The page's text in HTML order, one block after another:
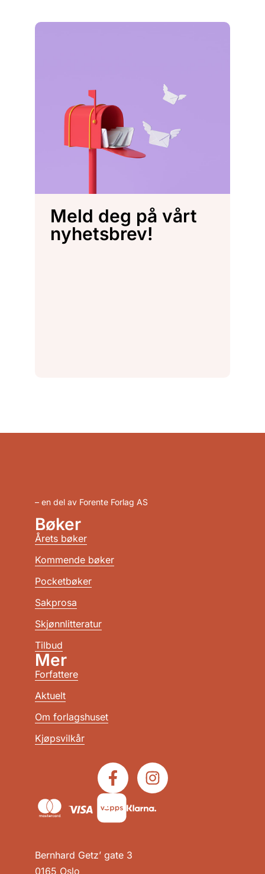
Meld deg på vårt
nyhetsbrev!
– en del av Forente Forlag AS
Bernhard Getz’ gate 3
0165 Oslo
Bøker
Årets bøker
Kommende bøker
Pocketbøker
Sakprosa
Skjønnlitteratur
Tilbud
Mer
Forfattere
Aktuelt
Om forlagshuset
Kjøpsvilkår